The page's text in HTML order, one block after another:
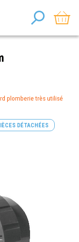
plomberie très utilisé
DÉTACHÉES